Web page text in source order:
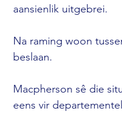
aansienlik uitgebrei.
Na raming woon
beslaan.
Macpherson sê die
eens vir